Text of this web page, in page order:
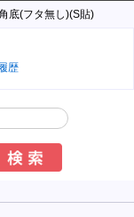
底(フタ無し)(S貼)
歴